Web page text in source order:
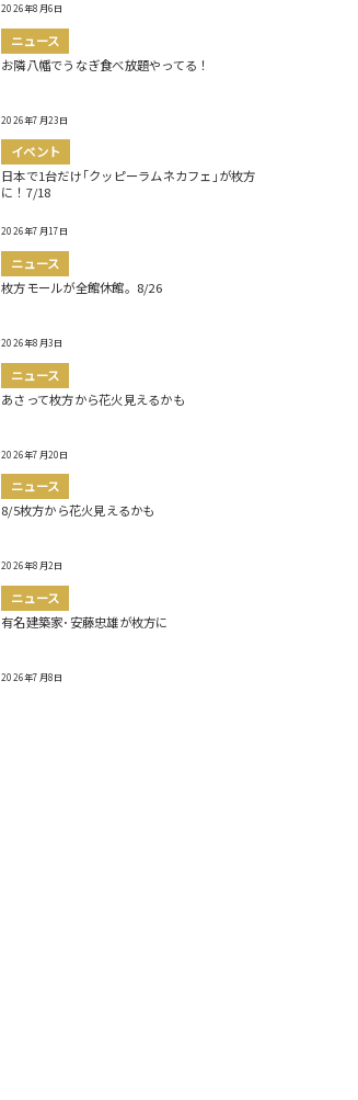
2026年8月6日
ニュース
お隣八幡でうなぎ食べ放題やってる！
2026年7月23日
イベント
日本で1台だけ｢クッピーラムネカフェ｣が枚方
に！7/18
2026年7月17日
ニュース
枚方モールが全館休館。8/26
2026年8月3日
ニュース
あさって枚方から花火見えるかも
2026年7月20日
ニュース
8/5枚方から花火見えるかも
2026年8月2日
ニュース
有名建築家･安藤忠雄が枚方に
2026年7月8日